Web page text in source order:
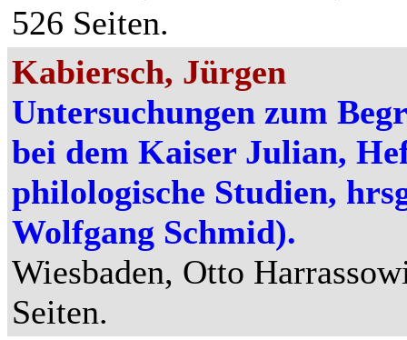
526 Seiten.
Kabiersch, Jürgen
Untersuchungen zum
bei dem Kaiser Julian,
philologische Studien,
Wolfgang Schmid).
Wiesbaden, Otto
Seiten.